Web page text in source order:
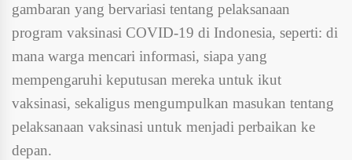
gambaran yang bervariasi tentang pelaksanaan
program vaksinasi COVID-19 di Indonesia, seperti: di
mana warga mencari informasi, siapa yang
mempengaruhi keputusan mereka untuk ikut
vaksinasi, sekaligus mengumpulkan masukan tentang
pelaksanaan vaksinasi untuk menjadi perbaikan ke
depan.